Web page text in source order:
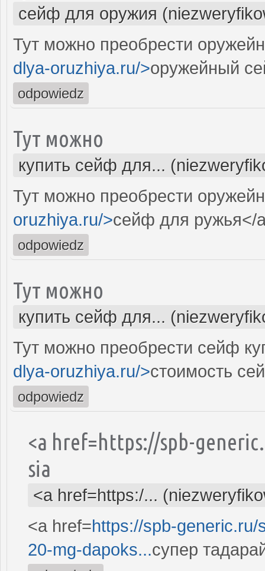
сейф для оружия
Тут можно преобрести
dlya-oruzhiya.ru/>оружейный
odpowiedz
Тут можно
купить сейф для...
Тут можно преобрести
oruzhiya.ru/>сейф для ружья</
odpowiedz
Тут можно
купить сейф для...
Тут можно преобрести сейф
dlya-oruzhiya.ru/>стоимость
odpowiedz
<a href=https://spb-
sia
<a href=https:/...
<a href=https://spb-
20-mg-dapoks...супер